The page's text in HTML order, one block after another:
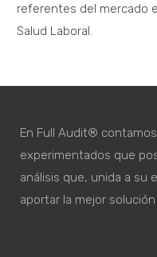
referentes del mercado
Salud Laboral.
En Full Audit®
experimentados que
análisis que, unida a su
aportar la mejor